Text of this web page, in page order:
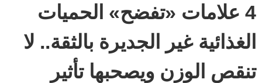
4 علامات «تفضح» الحميات
الغذائية غير الجديرة بالثقة.. لا
تنقص الوزن ويصحبها تأثير